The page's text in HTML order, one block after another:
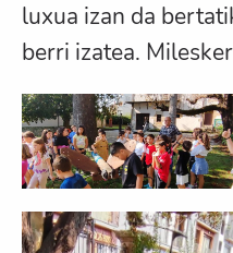
luxua izan da
berri izatea.